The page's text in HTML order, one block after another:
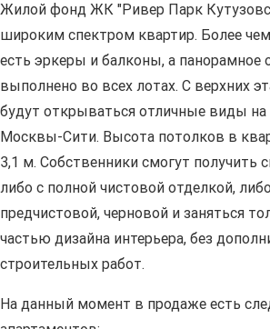
Жилой фонд ЖК "Ривер Парк
широким спектром квартир. Более
есть эркеры и балконы, а панорамное
выполнено во всех лотах. С верхних
будут открываться отличные виды на
Москвы-Сити. Высота потолков в
3,1 м. Собственники смогут
либо с полной чистовой отделкой,
предчистовой, черновой и заняться
частью дизайна интерьера, без
строительных работ.
На данный момент в продаже есть